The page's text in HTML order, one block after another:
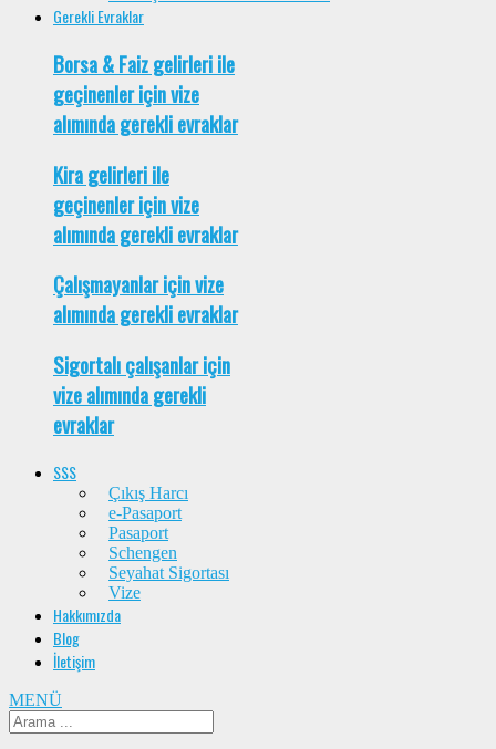
Gerekli Evraklar
Borsa & Faiz gelirleri ile
geçinenler için vize
alımında gerekli evraklar
Kira gelirleri ile
geçinenler için vize
alımında gerekli evraklar
Çalışmayanlar için vize
alımında gerekli evraklar
Sigortalı çalışanlar için
vize alımında gerekli
evraklar
SSS
Çıkış Harcı
e-Pasaport
Pasaport
Schengen
Seyahat Sigortası
Vize
Hakkımızda
Blog
İletişim
MENÜ